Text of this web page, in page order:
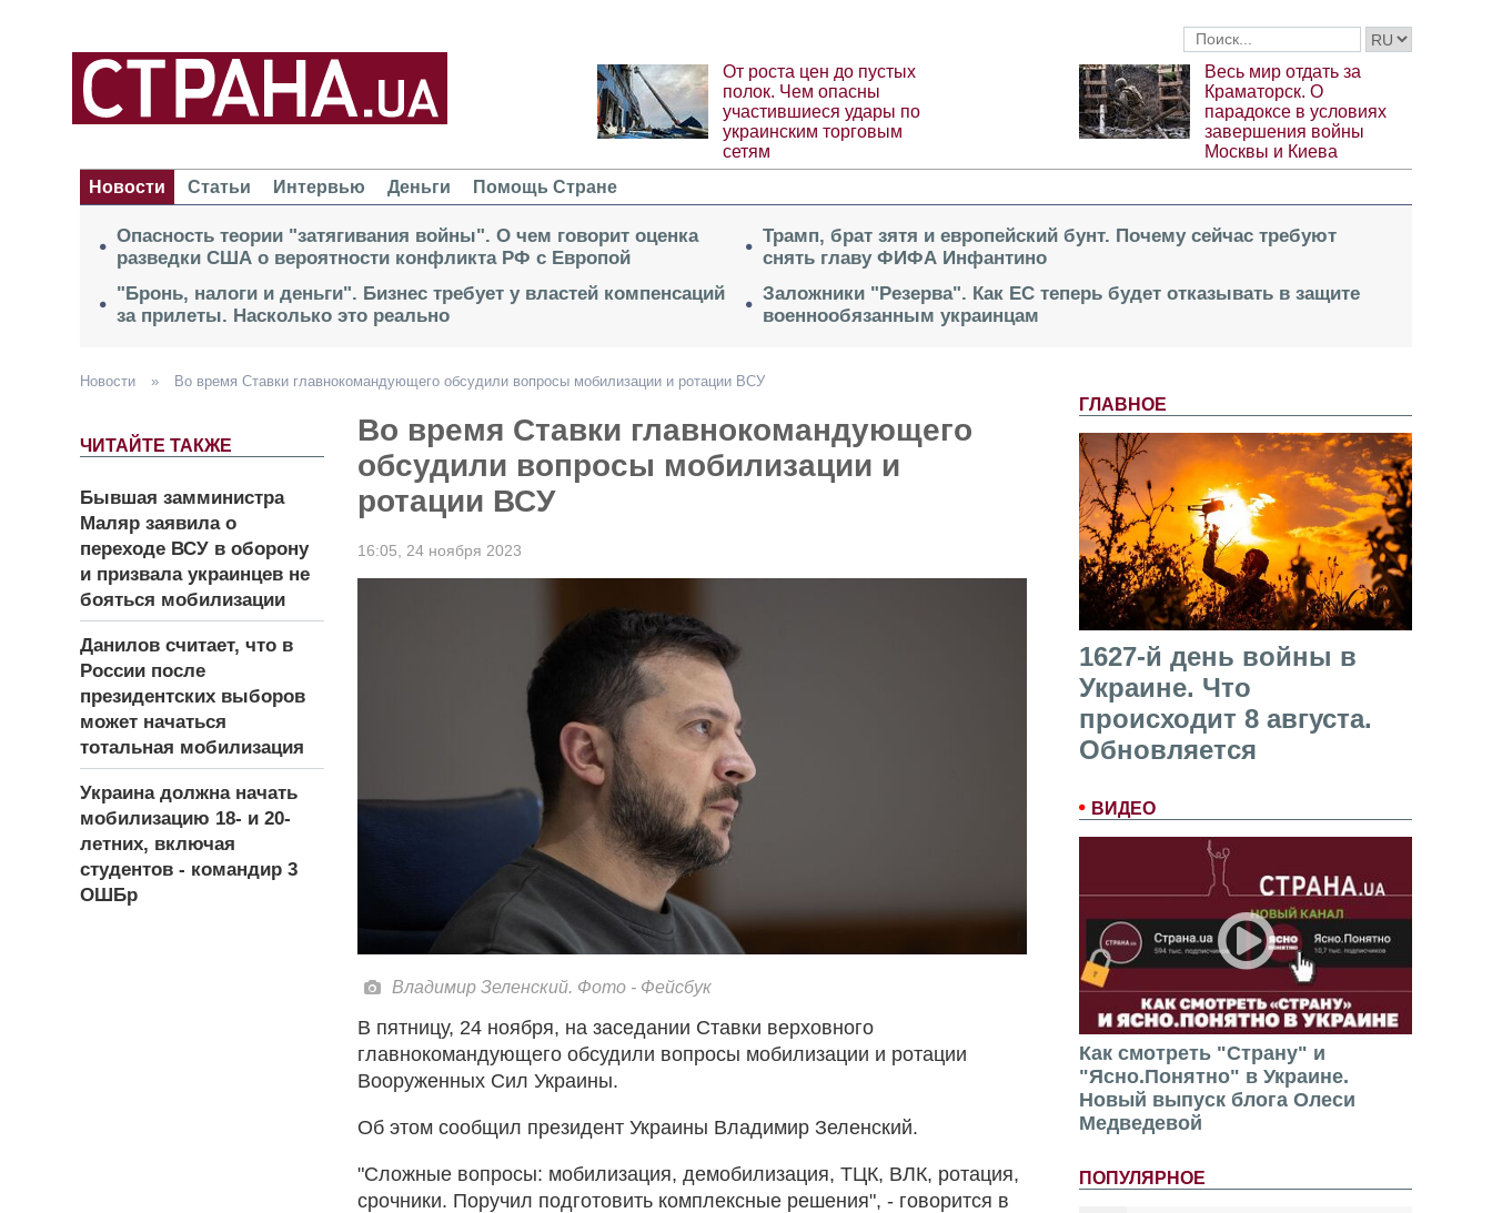
От роста цен до пустых
полок. Чем опасны
участившиеся удары по
украинским торговым
сетям
Весь мир отдать за
Краматорск. О
парадоксе в условиях
завершения войны
Москвы и Киева
Новости
Статьи Интервью Деньги Помощь Стране
Опасность теории "затягивания войны". О чем говорит оценка
разведки США о вероятности конфликта РФ с Европой
"Бронь, налоги и деньги". Бизнес требует у властей компенсаций
за прилеты. Насколько это реально
Трамп, брат зятя и европейский бунт. Почему сейчас требуют
снять главу ФИФА Инфантино
Заложники "Резерва". Как ЕС теперь будет отказывать в защите
военнообязанным украинцам
ГЛАВНОЕ
1627-й день войны в
Украине. Что
происходит 8 августа.
Обновляется
ВИДЕО
Как смотреть "Страну" и
"Ясно.Понятно" в Украине.
Новый выпуск блога Олеси
Медведевой
ПОПУЛЯРНОЕ
Новости » Во время Ставки главнокомандующего обсудили вопросы мобилизации и ротации ВСУ
ЧИТАЙТЕ ТАКЖЕ
Бывшая замминистра
Маляр заявила о
переходе ВСУ в оборону
и призвала украинцев не
бояться мобилизации
Данилов считает, что в
России после
президентских выборов
может начаться
тотальная мобилизация
Украина должна начать
мобилизацию 18- и 20-
летних, включая
студентов - командир 3
ОШБр
Во время Ставки главнокомандующего
обсудили вопросы мобилизации и
ротации ВСУ
16:05, 24 ноября 2023
Владимир Зеленский. Фото - Фейсбук
В пятницу, 24 ноября, на заседании Ставки верховного
главнокомандующего обсудили вопросы мобилизации и ротации
Вооруженных Сил Украины.
Об этом сообщил президент Украины Владимир Зеленский.
"Сложные вопросы: мобилизация, демобилизация, ТЦК, ВЛК, ротация,
срочники. Поручил подготовить комплексные решения", - говорится в